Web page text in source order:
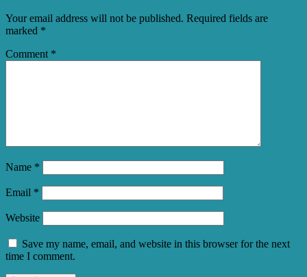
Your email address will not be published. Required fields are
marked *
Comment *
Name *
Email *
Website
Save my name, email, and website in this browser for the next
time I comment.